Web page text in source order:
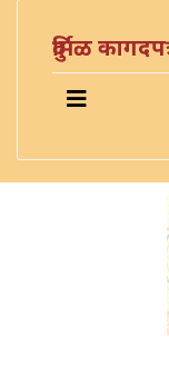
दुर्मिळ